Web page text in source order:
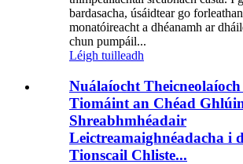
bardasacha, úsáidtear go
monatóireacht a dhéanamh ar
chun pumpáil...
Léigh tuilleadh
Nuálaíocht Theicneolaíoch
Tiomáint an Chéad
Shreabhmhéadair
Leictreamaighnéadacha i
Tionscail Chliste...